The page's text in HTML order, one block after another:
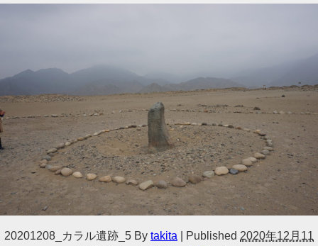
20201208_カラル遺跡_5 By takita Published 2020年12月11